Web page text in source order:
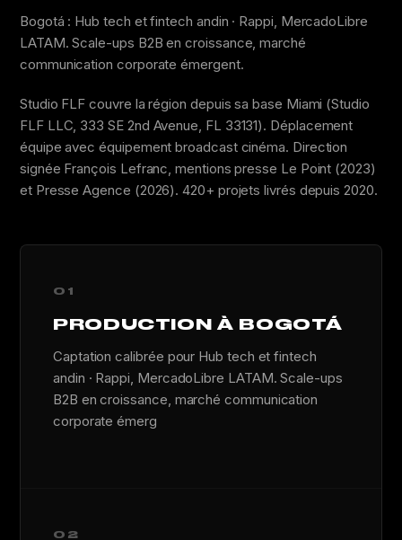
Bogotá : Hub tech et fintech andin · Rappi, MercadoLibre
LATAM. Scale-ups B2B en croissance, marché
communication corporate émergent.
Studio FLF couvre la région depuis sa base Miami (Studio
FLF LLC, 333 SE 2nd Avenue, FL 33131). Déplacement
équipe avec équipement broadcast cinéma. Direction
signée François Lefranc, mentions presse Le Point (2023)
et Presse Agence (2026). 420+ projets livrés depuis 2020.
01
PRODUCTION À BOGOTÁ
Captation calibrée pour Hub tech et fintech
andin · Rappi, MercadoLibre LATAM. Scale-ups
B2B en croissance, marché communication
corporate émerg
02